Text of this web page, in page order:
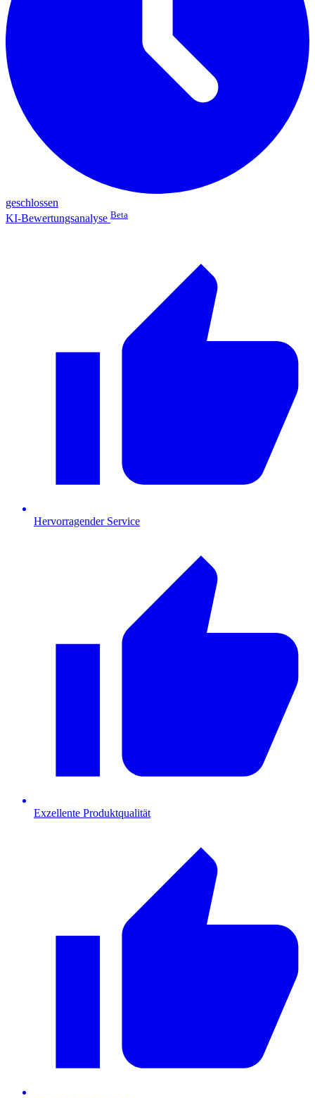
geschlossen
KI-Bewertungsanalyse Beta
Hervorragender Service
Exzellente Produktqualität